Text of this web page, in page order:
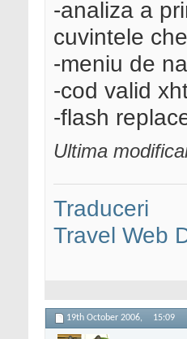
-analiza a
cuvintele
-meniu de
-cod valid
-flash
Ultima
Traduceri
Travel Web
19th October 2006, 15:09